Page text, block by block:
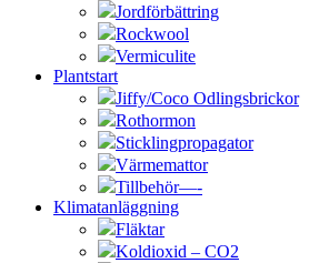
Jordförbättring
Rockwool
Vermiculite
Plantstart
Jiffy/Coco Odlingsbrickor
Rothormon
Sticklingpropagator
Värmemattor
Tillbehör—-
Klimatanläggning
Fläktar
Koldioxid – CO2